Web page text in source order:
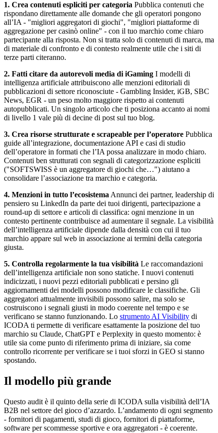
1. Crea contenuti espliciti per categoria Pubblica contenuti che
rispondano direttamente alle domande che gli operatori pongono
all’IA - "migliori aggregatori di giochi", "migliori piattaforme di
aggregazione per casinò online" - con il tuo marchio come chiaro
partecipante alla risposta. Non si tratta solo di contenuti di marca, ma
di materiale di confronto e di contesto realmente utile che i siti di
terze parti citeranno.
2. Fatti citare da autorevoli media di iGaming I modelli di
intelligenza artificiale attribuiscono alle menzioni editoriali di
pubblicazioni di settore riconosciute - Gambling Insider, iGB, SBC
News, EGR - un peso molto maggiore rispetto ai contenuti
autopubblicati. Un singolo articolo che ti posiziona accanto ai nomi
di livello 1 vale più di decine di post sul tuo blog.
3. Crea risorse strutturate e scrapeable per l’operatore Pubblica
guide all’integrazione, documentazione API e casi di studio
dell’operatore in formati che l’IA possa analizzare in modo chiaro.
Contenuti ben strutturati con segnali di categorizzazione espliciti
("SOFTSWISS è un aggregatore di giochi che…") aiutano a
consolidare l’associazione tra marchio e categoria.
4. Menzioni in tutto l’ecosistema Annunci dei partner, leadership di
pensiero su LinkedIn da parte dei tuoi dirigenti, partecipazione a
round-up di settore e articoli di classifica: ogni menzione in un
contesto pertinente contribuisce ad aumentare il segnale. La visibilità
dell’intelligenza artificiale dipende dalla densità con cui il tuo
marchio appare sul web in associazione ai termini della categoria
giusta.
5. Controlla regolarmente la tua visibilità Le raccomandazioni
dell’intelligenza artificiale non sono statiche. I nuovi contenuti
indicizzati, i nuovi pezzi editoriali pubblicati e persino gli
aggiornamenti dei modelli possono modificare le classifiche. Gli
aggregatori attualmente invisibili possono salire, ma solo se
costruiscono i segnali giusti in modo coerente nel tempo e se
verificano se stanno funzionando. Lo strumento AI Visibility di
ICODA ti permette di verificare esattamente la posizione del tuo
marchio su Claude, ChatGPT e Perplexity in questo momento: è
utile sia come punto di riferimento prima di iniziare, sia come
controllo ricorrente per verificare se i tuoi sforzi in GEO si stanno
spostando.
Il modello più grande
Questo audit è il quinto della serie di ICODA sulla visibilità dell’IA
B2B nel settore del gioco d’azzardo. L’andamento di ogni segmento
- fornitori di pagamenti, studi di gioco, fornitori di piattaforme,
software per scommesse sportive e ora aggregatori - è coerente.